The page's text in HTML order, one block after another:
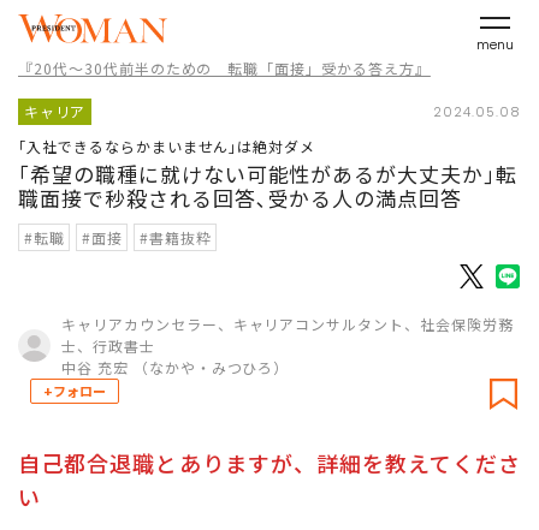
menu
『20代～30代前半のための 転職「面接」受かる答え方』
キャリア 2024.05.08
｢入社できるならかまいません｣は絶対ダメ
｢希望の職種に就けない可能性があるが大丈夫か｣転
職面接で秒殺される回答､受かる人の満点回答
#転職 #面接 #書籍抜粋
キャリアカウンセラー、キャリアコンサルタント、社会保険労務
士、行政書士
中谷 充宏 （なかや・みつひろ）
+フォロー
自己都合退職とありますが、詳細を教えてくださ
い